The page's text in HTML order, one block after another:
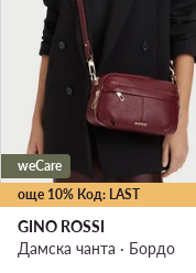
още 10% Код: LAST
weCare
GINO ROSSI
Дамска чанта · Бордо